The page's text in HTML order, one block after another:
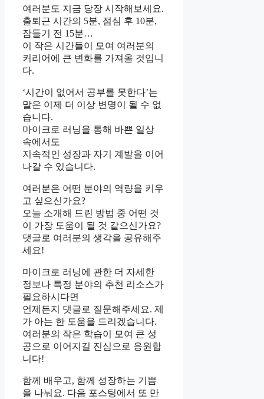
여러분도 지금 당장 시작해보세요.
출퇴근 시간의 5분, 점심 후 10분,
잠들기 전 15분…
이 작은 시간들이 모여 여러분의
커리어에 큰 변화를 가져올 것입니
다.
‘시간이 없어서 공부를 못한다’는
말은 이제 더 이상 변명이 될 수 없
습니다.
마이크로 러닝을 통해 바쁜 일상
속에서도
지속적인 성장과 자기 계발을 이어
나갈 수 있습니다.
여러분은 어떤 분야의 역량을 키우
고 싶으신가요?
오늘 소개해 드린 방법 중 어떤 것
이 가장 도움이 될 것 같으신가요?
댓글로 여러분의 생각을 공유해주
세요!
마이크로 러닝에 관한 더 자세한
정보나 특정 분야의 추천 리소스가
필요하시다면
언제든지 댓글로 질문해주세요. 제
가 아는 한 도움을 드리겠습니다.
여러분의 작은 학습이 모여 큰 성
공으로 이어지길 진심으로 응원합
니다!
함께 배우고, 함께 성장하는 기쁨
을 나눠요. 다음 포스팅에서 또 만